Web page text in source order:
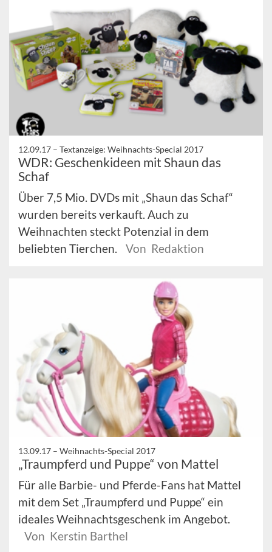
12.09.17 – Textanzeige: Weihnachts-Special 2017
WDR: Geschenkideen mit Shaun das
Schaf
Über 7,5 Mio. DVDs mit „Shaun das Schaf“
wurden bereits verkauft. Auch zu
Weihnachten steckt Potenzial in dem
beliebten Tierchen.
Von Redaktion
13.09.17 – Weihnachts-Special 2017
„Traumpferd und Puppe“ von Mattel
Für alle Barbie- und Pferde-Fans hat Mattel
mit dem Set „Traumpferd und Puppe“ ein
ideales Weihnachtsgeschenk im Angebot.
Von Kerstin Barthel